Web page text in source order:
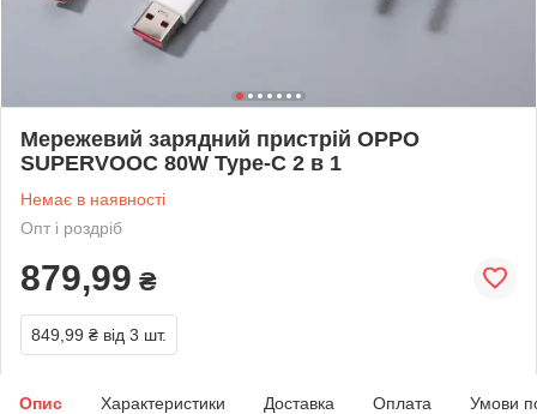
Мережевий зарядний пристрій OPPO
SUPERVOOC 80W Type-C 2 в 1
Немає в наявності
Опт і роздріб
879,99 ₴
849,99 ₴ від 3 шт.
Опис Характеристики Доставка Оплата Умови